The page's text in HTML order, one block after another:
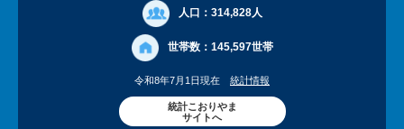
人口： 314,828人
世帯数： 145,597世帯
令和8年7月1日現在 統計情報
統計こおりやま
サイトへ